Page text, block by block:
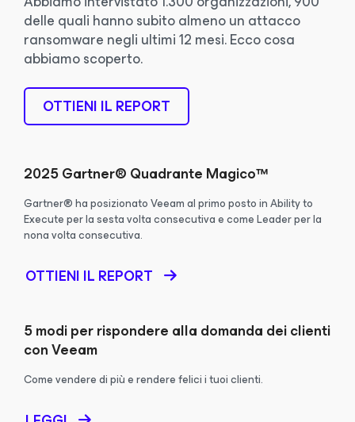
delle quali hanno subito almeno un attacco
ransomware negli ultimi 12 mesi. Ecco cosa
abbiamo scoperto.
OTTIENI IL REPORT
2025 Gartner® Quadrante Magico™
Gartner® ha posizionato Veeam al primo posto in Ability to
Execute per la sesta volta consecutiva e come Leader per la
nona volta consecutiva.
OTTIENI IL REPORT
5 modi per rispondere alla domanda dei clienti
con Veeam
Come vendere di più e rendere felici i tuoi clienti.